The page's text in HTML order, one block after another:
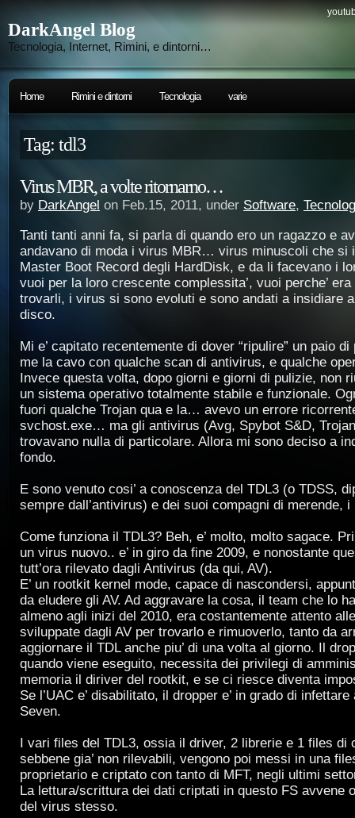
DarkAngel Blog
Tecnologia, Internet, Rimini, e dintorni…
Home Rimini e dintorni Tecnologia varie
Tag: tdl3
Virus MBR, a volte ritornarno…
by DarkAngel on Feb.15, 2011, under Software,
Tanti tanti anni fa, si parla di quando ero un ragazzo e
andavano di moda i virus MBR… virus minuscoli che si
Master Boot Record degli HardDisk, e da li facevano i
vuoi per la loro crescente complessita’, vuoi perche’
trovarli, i virus si sono evoluti e sono andati a insidiare
disco.
Mi e’ capitato recentemente di dover “ripulire” un paio
me la cavo con qualche scan di antivirus, e qualche
Invece questa volta, dopo giorni e giorni di pulizie, non
un sistema operativo totalmente stabile e funzionale.
fuori qualche Trojan qua e la… avevo un errore
svchost.exe… ma gli antivirus (Avg, Spybot S&D,
trovavano nulla di particolare. Allora mi sono deciso a
fondo.
E sono venuto cosi’ a conoscenza del TDL3 (o TDSS,
sempre dall’antivirus) e dei suoi compagni di merende,
Come funziona il TDL3? Beh, e’ molto, molto sagace.
un virus nuovo.. e’ in giro da fine 2009, e nonostante
tutt’ora rilevato dagli Antivirus (da qui, AV).
E’ un rootkit kernel mode, capace di nascondersi,
da eludere gli AV. Ad aggravare la cosa, il team che lo
almeno agli inizi del 2010, era costantemente attento
sviluppate dagli AV per trovarlo e rimuoverlo, tanto da
aggiornare il TDL anche piu’ di una volta al giorno. Il
quando viene eseguito, necessita dei privilegi di
memoria il diriver del rootkit, e se ci riesce diventa
Se l’UAC e’ disabilitato, il dropper e’ in grado di
Seven.
I vari files del TDL3, ossia il driver, 2 librerie e 1 files di
sebbene gia’ non rilevabili, vengono poi messi in una
proprietario e criptato con tanto di MFT, negli ultimi
La lettura/scrittura dei dati criptati in questo FS avvene
del virus stesso.